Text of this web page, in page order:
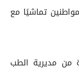
تماشيًا مع
من مديرية الطب